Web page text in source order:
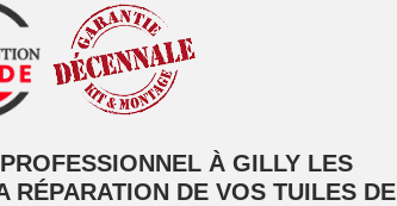
À GILLY LES
RÉPARATION DE VOS TUILES DE